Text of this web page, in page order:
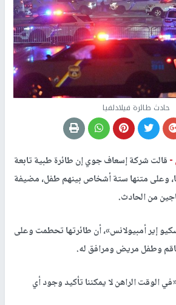
حادث طائرة فيلادلفيا
-قالت شركة إسعاف جوي إن طائرة طبية تابعة
وعلى متنها ستة أشخاص بينهم طفل، مضيفة
من الحادث.
إير أمبيولانس»، أن طائرتها تحطمت وعلى
وطفل مريض ومرافق له.
الوقت الراهن لا يمكننا تأكيد وجود أي